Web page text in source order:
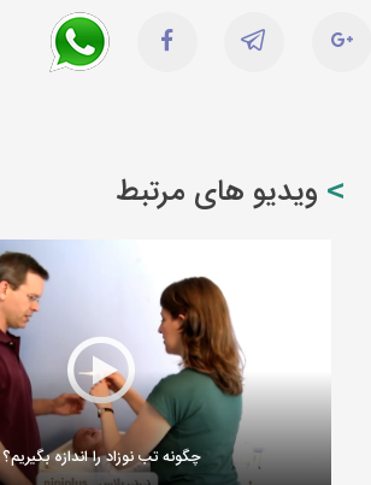
ویدیو های مرتبط
چگونه تب نوزاد را اندازه بگیریم؟